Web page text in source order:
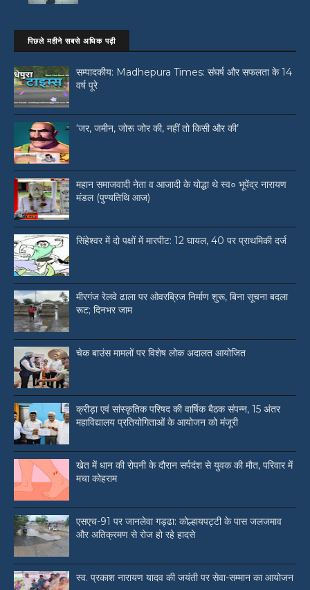
पिछले महीने सबसे अधिक पढ़ी
सम्पादकीय: Madhepura Times: संघर्ष और सफलता के 14
वर्ष पूरे
‘जर, जमीन, जोरू जोर की, नहीं तो किसी और की’
महान समाजवादी नेता व आजादी के योद्धा थे स्व० भूपेंद्र नारायण
मंडल (पुण्यतिथि आज)
सिंहेश्वर में दो पक्षों में मारपीट: 12 घायल, 40 पर प्राथमिकी दर्ज
मीरगंज रेलवे ढाला पर ओवरब्रिज निर्माण शुरू, बिना सूचना बदला
रूट; दिनभर जाम
चेक बाउंस मामलों पर विशेष लोक अदालत आयोजित
क्रीड़ा एवं सांस्कृतिक परिषद की वार्षिक बैठक संपन्न, 15 अंतर
महाविद्यालय प्रतियोगिताओं के आयोजन को मंजूरी
खेत में धान की रोपनी के दौरान सर्पदंश से युवक की मौत, परिवार में
मचा कोहराम
एसएच-91 पर जानलेवा गड्ढा: कोल्हायपट्टी के पास जलजमाव
और अतिक्रमण से रोज हो रहे हादसे
स्व. प्रकाश नारायण यादव की जयंती पर सेवा-सम्मान का आयोजन